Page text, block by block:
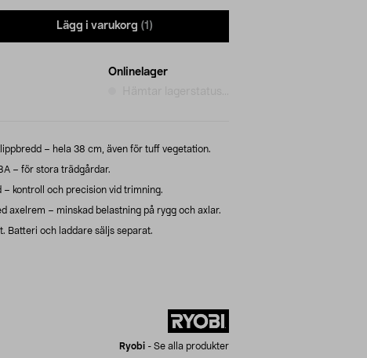
Lägg i varukorg (1)
Onlinelager
– hela 38 cm, även för tuff vegetation.
– för stora trädgårdar.
kontroll och precision vid trimning.
axelrem – minskad belastning på rygg och axlar.
Batteri och laddare säljs separat.
Ryobi - Se alla produkter